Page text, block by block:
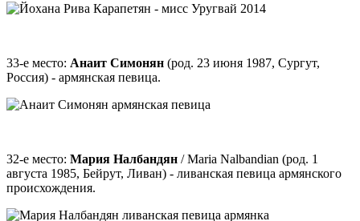
33-е место: Анаит Симонян (род. 23 июня 1987, Сургут,
Россия) - армянская певица.
32-е место: Мария Налбандян / Maria Nalbandian (род. 1
августа 1985, Бейрут, Ливан) - ливанская певица армянского
происхождения.